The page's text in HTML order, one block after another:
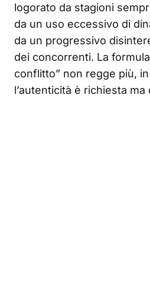
logorato da stagioni
da un uso eccessivo di
da un progressivo
dei concorrenti. La
conflitto” non regge più,
l’autenticità è richiesta